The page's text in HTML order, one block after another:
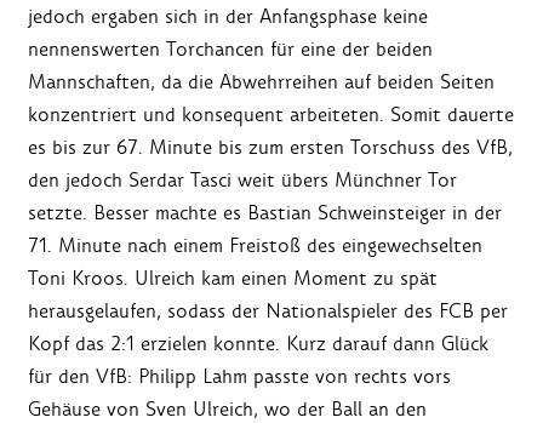
jedoch ergaben sich in der Anfangsphase keine
nennenswerten Torchancen für eine der beiden
Mannschaften, da die Abwehrreihen auf beiden Seiten
konzentriert und konsequent arbeiteten. Somit dauerte
es bis zur 67. Minute bis zum ersten Torschuss des VfB,
den jedoch Serdar Tasci weit übers Münchner Tor
setzte. Besser machte es Bastian Schweinsteiger in der
71. Minute nach einem Freistoß des eingewechselten
Toni Kroos. Ulreich kam einen Moment zu spät
herausgelaufen, sodass der Nationalspieler des FCB per
Kopf das 2:1 erzielen konnte. Kurz darauf dann Glück
für den VfB: Philipp Lahm passte von rechts vors
Gehäuse von Sven Ulreich, wo der Ball an den